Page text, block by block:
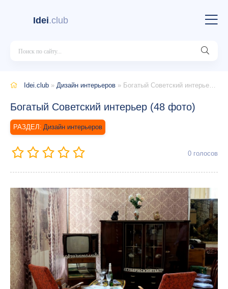
Idei.club
Idei.club » Дизайн интерьеров » Богатый Советский интерьер (48 фото)
Богатый Советский интерьер (48 фото)
Дизайн интерьеров
0 голосов